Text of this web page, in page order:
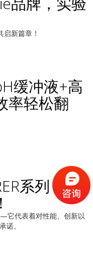
新篇章！
缓冲液+高
率轻松翻
系列 | 传
它代表着对性能、创新以
诺。